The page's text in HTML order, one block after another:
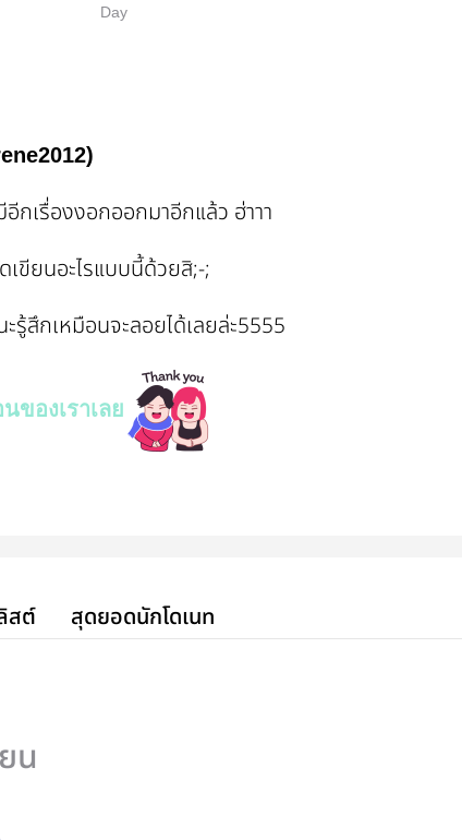
Day
เรื่องงอกออกมาอีกแล้ว ฮ่าาา
เขียนอะไรแบบนี้ด้วยสิ;-;
รู้สึกเหมือนจะลอยได้เลยล่ะ5555
ของเราเลย
สต์ สุดยอดนักโดเนท
น